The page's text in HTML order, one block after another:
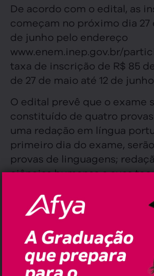
De acordo com o edital, as
começam no próximo dia 27
de junho pelo endereço
www.enem.inep.gov.br/
taxa de inscrição de R$ 85
de 27 de maio até 12 de
O edital prevê que o exame
constituído de quatro
uma redação em língua
primeiro dia do exame,
provas de linguagens;
ciências humanas e suas
segundo dia será dedicado
das provas de ciências da
matemática e suas
A previsão é de que os
divulgados em 13 de janeiro